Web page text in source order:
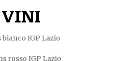
VINI
bianco IGP Lazio
rosso IGP Lazio